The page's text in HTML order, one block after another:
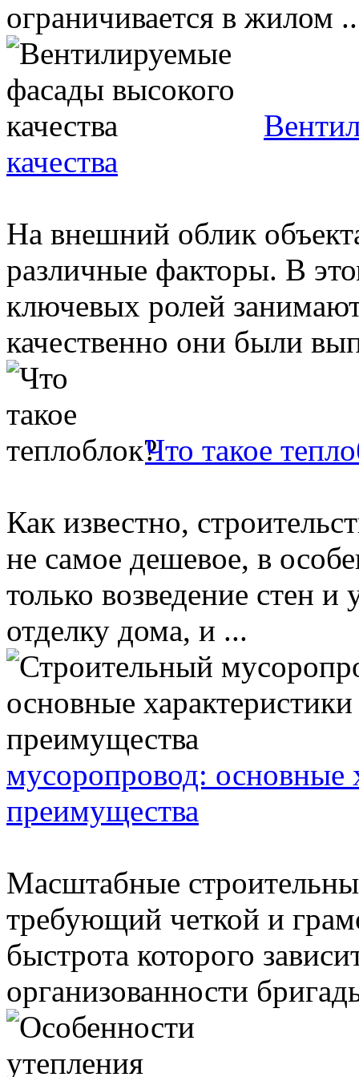
ограничивается в жилом
качества
На внешний облик
различные факторы. В
ключевых ролей
качественно они были
Что такое
Как известно,
не самое дешевое, в
только возведение стен
отделку дома, и ...
мусоропровод: основные
преимущества
Масштабные
требующий четкой и
быстрота которого
организованности